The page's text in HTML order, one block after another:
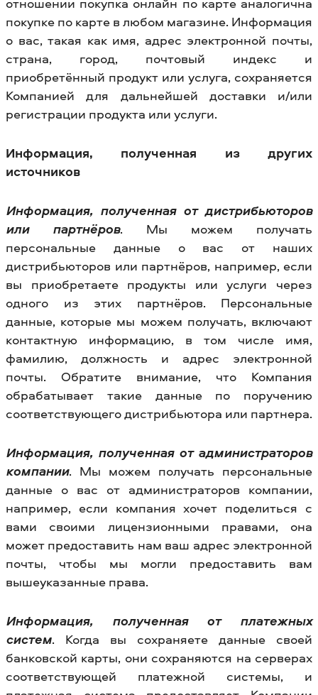
покупке по карте в любом магазине. Информация
о вас, такая как имя, адрес электронной почты,
страна, город, почтовый индекс и
приобретённый продукт или услуга, сохраняется
Компанией для дальнейшей доставки и/или
регистрации продукта или услуги.
Информация, полученная из других
источников
Информация, полученная от дистрибьюторов
или партнёров. Мы можем получать
персональные данные о вас от наших
дистрибьюторов или партнёров, например, если
вы приобретаете продукты или услуги через
одного из этих партнёров. Персональные
данные, которые мы можем получать, включают
контактную информацию, в том числе имя,
фамилию, должность и адрес электронной
почты. Обратите внимание, что Компания
обрабатывает такие данные по поручению
соответствующего дистрибьютора или партнера.
Информация, полученная от администраторов
компании. Мы можем получать персональные
данные о вас от администраторов компании,
например, если компания хочет поделиться с
вами своими лицензионными правами, она
может предоставить нам ваш адрес электронной
почты, чтобы мы могли предоставить вам
вышеуказанные права.
Информация, полученная от платежных
систем. Когда вы сохраняете данные своей
банковской карты, они сохраняются на серверах
соответствующей платежной системы, и